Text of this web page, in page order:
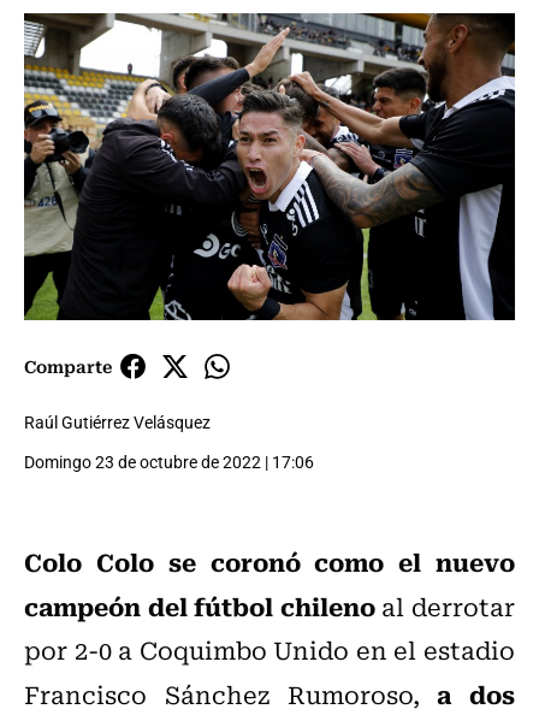
Comparte
Raúl Gutiérrez Velásquez
Domingo 23 de octubre de 2022 | 17:06
Colo Colo se coronó como el nuevo
campeón del fútbol chilenoal derrotar
por 2-0 a Coquimbo Unido en el estadio
Francisco Sánchez Rumoroso, a dos